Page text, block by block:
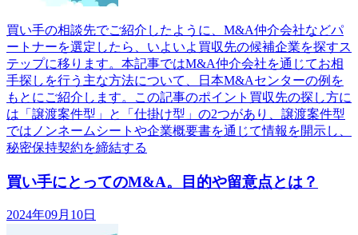
買い手の相談先でご紹介したように、M&A仲介会社などパ
ートナーを選定したら、いよいよ買収先の候補企業を探すス
テップに移ります。本記事ではM&A仲介会社を通じてお相
手探しを行う主な方法について、日本M&Aセンターの例を
もとにご紹介します。この記事のポイント買収先の探し方に
は「譲渡案件型」と「仕掛け型」の2つがあり、譲渡案件型
ではノンネームシートや企業概要書を通じて情報を開示し、
秘密保持契約を締結する
買い手にとってのM&A。目的や留意点とは？
2024年09月10日